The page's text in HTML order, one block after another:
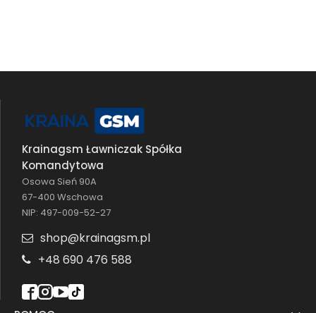
Krainagsm Ławniczak Spółka
Komandytowa
Osowa Sień 90A
67-400 Wschowa
NIP: 497-009-52-27
shop@krainagsm.pl
+48 690 476 588